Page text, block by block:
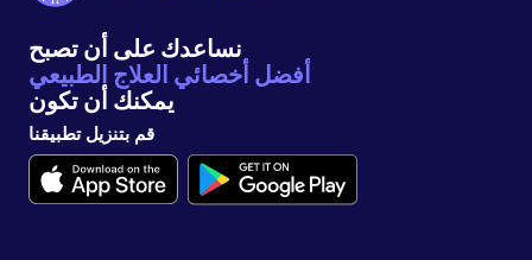
نساعدك على أن تصبح
أفضل أخصائي العلاج الطبيعي
يمكنك أن تكون
قم بتنزيل تطبيقنا